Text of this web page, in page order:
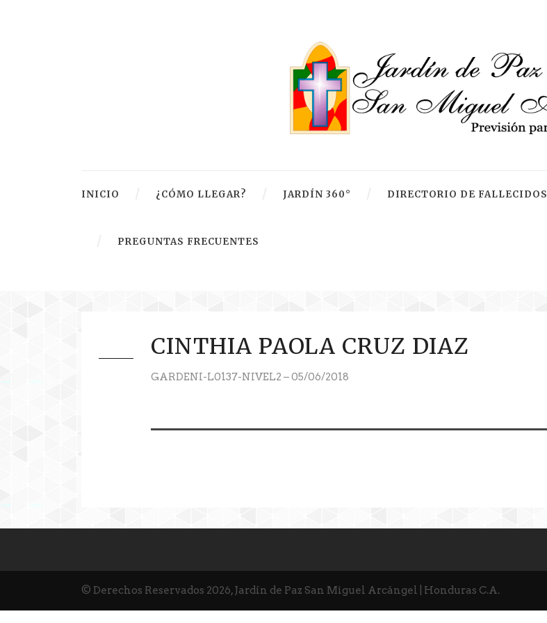
INICIO ¿CÓMO LLEGAR? JARDÍN 360° DIRECTORIO DE FALLECIDOS
PREGUNTAS FRECUENTES
CINTHIA PAOLA CRUZ DIAZ
GARDENI-L0137-NIVEL2 – 05/06/2018
© Derechos Reservados 2026, Jardín de Paz San Miguel Arcángel | Honduras C.A.